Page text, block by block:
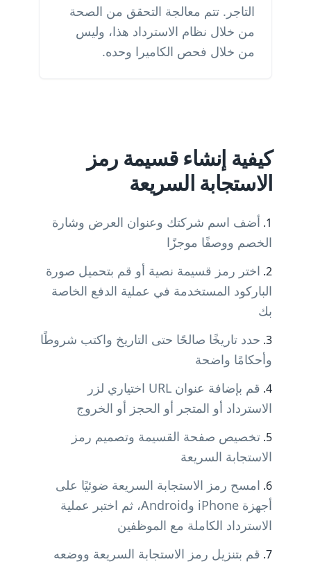
التاجر. تتم معالجة التحقق من الصحة
من خلال نظام الاسترداد هذا، وليس
من خلال فحص الكاميرا وحده.
كيفية إنشاء قسيمة رمز
الاستجابة السريعة
أضف اسم شركتك وعنوان العرض وشارة
الخصم ووصفًا موجزًا
اختر رمز قسيمة نصية أو قم بتحميل صورة
الباركود المستخدمة في عملية الدفع الخاصة
بك
حدد تاريخًا صالحًا حتى التاريخ واكتب شروطًا
وأحكامًا واضحة
قم بإضافة عنوان URL اختياري لزر
الاسترداد أو المتجر أو الحجز أو الخروج
تخصيص صفحة القسيمة وتصميم رمز
الاستجابة السريعة
امسح رمز الاستجابة السريعة ضوئيًا على
أجهزة iPhone وAndroid، ثم اختبر عملية
الاسترداد الكاملة مع الموظفين
قم بتنزيل رمز الاستجابة السريعة ووضعه